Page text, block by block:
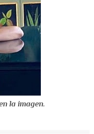
la imagen.